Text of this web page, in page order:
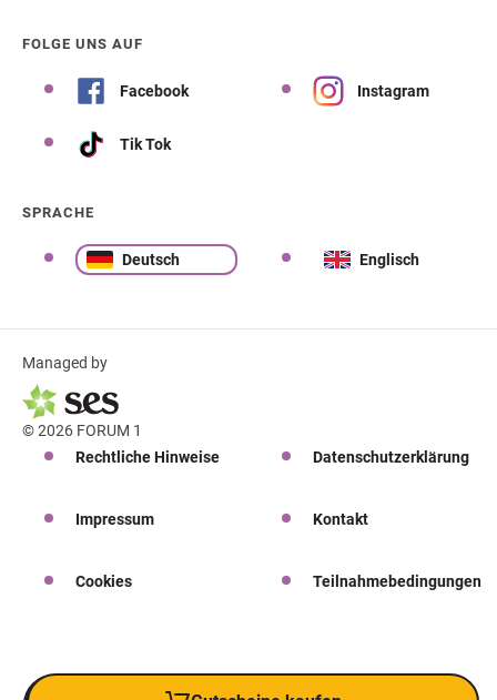
FOLGE UNS AUF
Facebook Instagram
Tik Tok
SPRACHE
Deutsch Englisch
Managed by
© 2026 FORUM 1
Rechtliche Hinweise
Datenschutzerklärung
Impressum Kontakt
Cookies Teilnahmebedingungen